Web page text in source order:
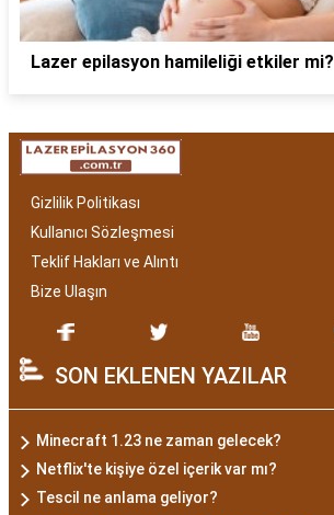
Lazer epilasyon hamileliği etkiler mi?
Gizlilik Politikası
Kullanıcı Sözleşmesi
Teklif Hakları ve Alıntı
Bize Ulaşın
SON EKLENEN YAZILAR
Minecraft 1.23 ne zaman gelecek?
Netflix'te kişiye özel içerik var mı?
Tescil ne anlama geliyor?